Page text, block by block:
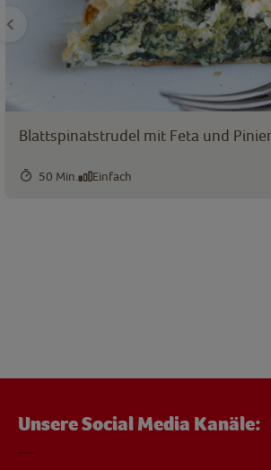
Blattspinatstrudel mit Feta und
50 Min. Einfach
Unsere Social Media Kanäle: